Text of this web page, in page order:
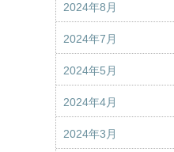
2024年8月
2024年7月
2024年5月
2024年4月
2024年3月